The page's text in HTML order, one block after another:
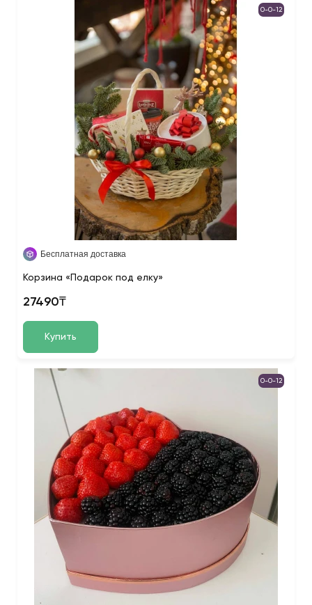
0-0-12
Бесплатная доставка
Корзина «Подарок под елку»
27490₸
Купить
0-0-12